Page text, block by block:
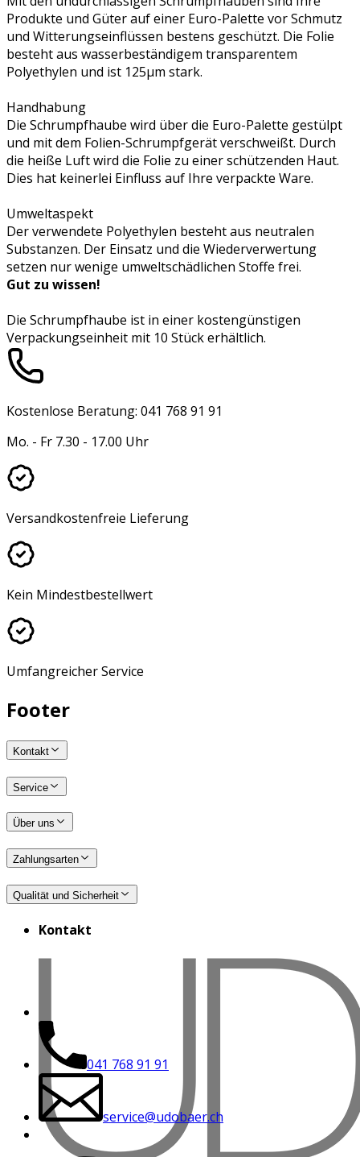
Produkte und Güter auf einer Euro-Palette vor Schmutz
und Witterungseinflüssen bestens geschützt. Die Folie
besteht aus wasserbeständigem transparentem
Polyethylen und ist 125µm stark.
Handhabung
Die Schrumpfhaube wird über die Euro-Palette gestülpt
und mit dem Folien-Schrumpfgerät verschweißt. Durch
die heiße Luft wird die Folie zu einer schützenden Haut.
Dies hat keinerlei Einfluss auf Ihre verpackte Ware.
Umweltaspekt
Der verwendete Polyethylen besteht aus neutralen
Substanzen. Der Einsatz und die Wiederverwertung
setzen nur wenige umweltschädlichen Stoffe frei.
Gut zu wissen!
Die Schrumpfhaube ist in einer kostengünstigen
Verpackungseinheit mit 10 Stück erhältlich.
Kostenlose Beratung: 041 768 91 91
Mo. - Fr 7.30 - 17.00 Uhr
Versandkostenfreie Lieferung
Kein Mindestbestellwert
Umfangreicher Service
Footer
Kontakt
Service
Über uns
Zahlungsarten
Qualität und Sicherheit
Kontakt
041 768 91 91
service@udobaer.ch